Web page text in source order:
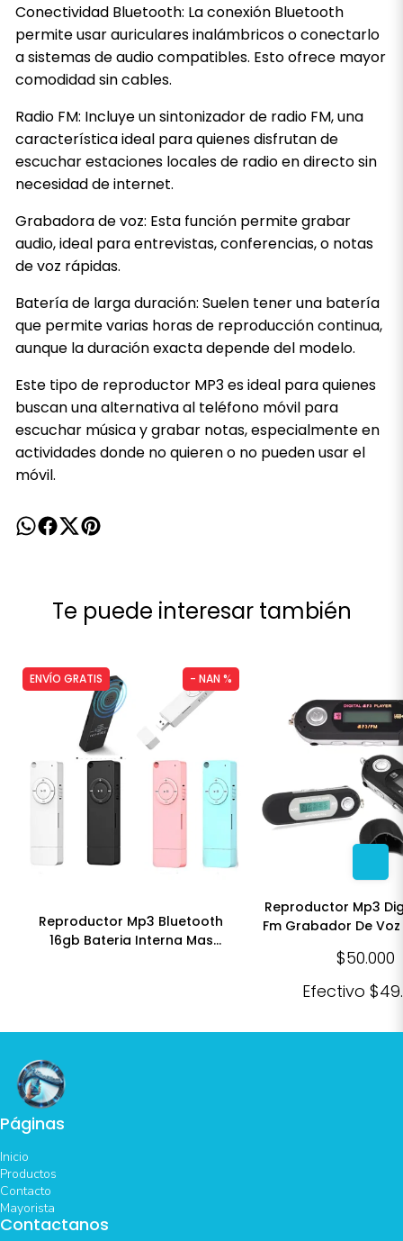
Conectividad Bluetooth: La conexión Bluetooth
permite usar auriculares inalámbricos o conectarlo
a sistemas de audio compatibles. Esto ofrece mayor
comodidad sin cables.
Radio FM: Incluye un sintonizador de radio FM, una
característica ideal para quienes disfrutan de
escuchar estaciones locales de radio en directo sin
necesidad de internet.
Grabadora de voz: Esta función permite grabar
audio, ideal para entrevistas, conferencias, o notas
de voz rápidas.
Batería de larga duración: Suelen tener una batería
que permite varias horas de reproducción continua,
aunque la duración exacta depende del modelo.
Este tipo de reproductor MP3 es ideal para quienes
buscan una alternativa al teléfono móvil para
escuchar música y grabar notas, especialmente en
actividades donde no quieren o no pueden usar el
móvil.
Te puede interesar también
ENVÍO GRATIS - NAN %
Reproductor Mp3 Bluetooth
16gb Bateria Interna Mas
Reproductor Mp3
Fm Grabador De
$50.000
Efectivo
Páginas
Inicio
Productos
Contacto
Mayorista
Contactanos